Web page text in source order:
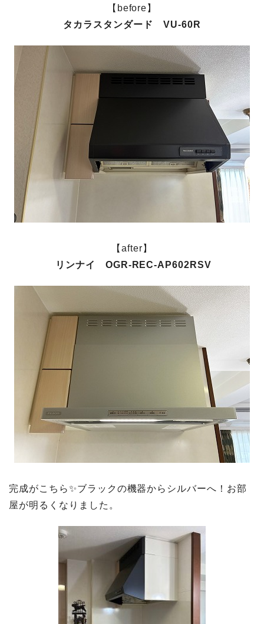
【before】
タカラスタンダード VU-60R
【after】
リンナイ OGR-REC-AP602RSV
完成がこちら✨ブラックの機器からシルバーへ！お部
屋が明るくなりました。